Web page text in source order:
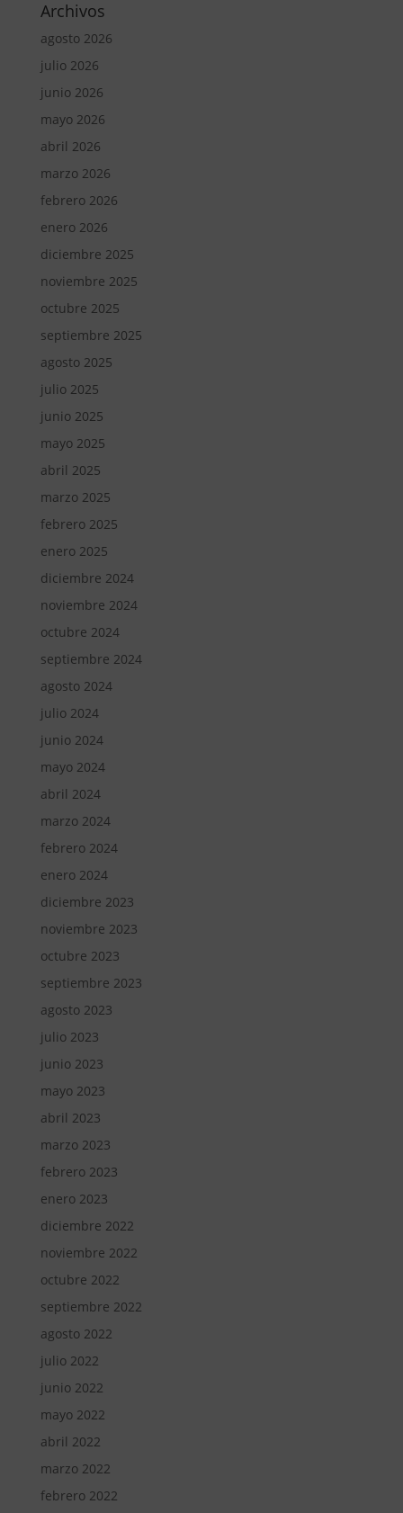
Archivos
agosto 2026
julio 2026
junio 2026
mayo 2026
abril 2026
marzo 2026
febrero 2026
enero 2026
diciembre 2025
noviembre 2025
octubre 2025
septiembre 2025
agosto 2025
julio 2025
junio 2025
mayo 2025
abril 2025
marzo 2025
febrero 2025
enero 2025
diciembre 2024
noviembre 2024
octubre 2024
septiembre 2024
agosto 2024
julio 2024
junio 2024
mayo 2024
abril 2024
marzo 2024
febrero 2024
enero 2024
diciembre 2023
noviembre 2023
octubre 2023
septiembre 2023
agosto 2023
julio 2023
junio 2023
mayo 2023
abril 2023
marzo 2023
febrero 2023
enero 2023
diciembre 2022
noviembre 2022
octubre 2022
septiembre 2022
agosto 2022
julio 2022
junio 2022
mayo 2022
abril 2022
marzo 2022
febrero 2022